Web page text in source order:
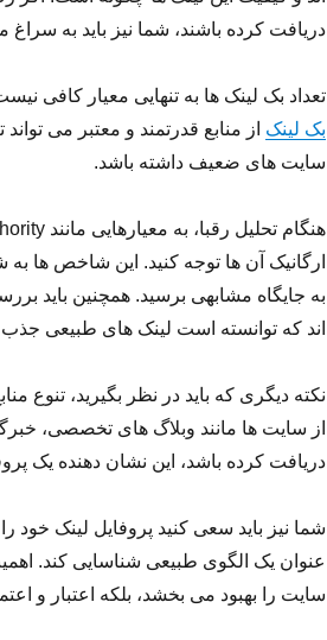
دریافت کرده باشند، شما نیز باید به سراغ
تعداد بک لینک ها به تنهایی معیار کافی
بک لینک از منابع قدرتمند و معتبر می
سایت های ضعیف داشته باشد.
ارگانیک آن ها توجه کنید. این شاخص ها به
به جایگاه مشابهی برسید. همچنین باید
اند که توانسته است لینک های طبیعی جذب
نکته دیگری که باید در نظر بگیرید، تنوع
از سایت ها مانند وبلاگ های تخصصی،
دریافت کرده باشد، این نشان دهنده یک
شما نیز باید سعی کنید پروفایل لینک خود
عنوان یک الگوی طبیعی شناسایی کند.
سایت را بهبود می بخشد، بلکه اعتبار و